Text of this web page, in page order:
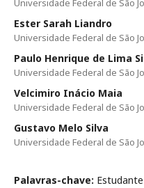
Universidade Federal de São
Ester Sarah Liandro
Universidade Federal de São
Paulo Henrique de Lima
Universidade Federal de São
Velcimiro Inácio Maia
Universidade Federal de São
Gustavo Melo Silva
Universidade Federal de São
Palavras-chave: